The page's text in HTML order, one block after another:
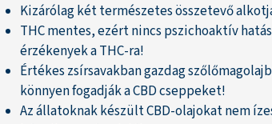
Kizárólag két természetes összetevő
THC mentes, ezért nincs pszichoaktív
érzékenyek a THC-ra!
Értékes zsírsavakban gazdag
könnyen fogadják a CBD cseppeket!
Az állatoknak készült CBD-olajokat nem